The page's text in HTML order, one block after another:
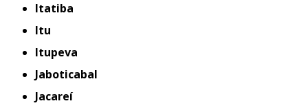
Itatiba
Itu
Itupeva
Jaboticabal
Jacareí